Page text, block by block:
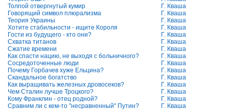
Толпой отвергнутый кумир
Г. Кваша
Говорящий символ плюрализма
Г. Кваша
Теория Украины
Г. Кваша
Хотите стабильности - ищите Короля
Г. Кваша
Гости из будущего - кто они?
Г. Кваша
Схватка титанов
Г. Кваша
Сжатие времени
Г. Кваша
Как спасти нацию, не выходя с больничного?
Г. Кваша
Сосредоточенные люди
Г. Кваша
Почему Горбачев хуже Ельцина?
Г. Кваша
Скандальное богатство
Г. Кваша
Как выращивать железных дровосеков?
Г. Кваша
Чем Сталин лучше Троцкого?
Г. Кваша
Кому Франклин - отец родной?
Г. Кваша
Сравним ли с кем-то "несравненный" Путин?
Г. Кваша